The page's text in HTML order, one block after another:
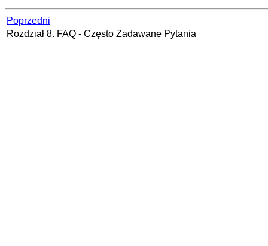
Poprzedni
Rozdział 8. FAQ - Często Zadawane Pytania